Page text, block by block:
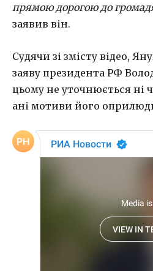
прямою дорогою до
заявив він.
Судячи зі змісту відео,
заяву президента РФ
цьому не уточнюється ні
ані мотиви його